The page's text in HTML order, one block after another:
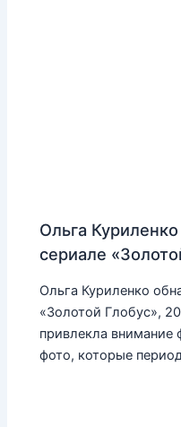
Ольга
сериале
Ольга Куриленко
«Золотой Глобус»,
привлекла внимание
фото, которые